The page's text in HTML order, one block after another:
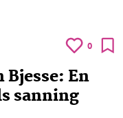
0
Bjesse: En
sanning